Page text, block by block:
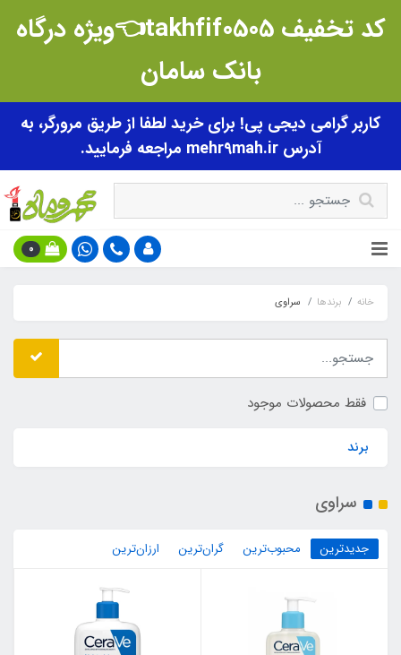
کد تخفیف takhfif0505👈ویژه درگاه
بانک سامان
کاربر گرامی دیجی پی! برای خرید لطفا از طریق مرورگر، به
آدرس mehr9mah.ir مراجعه فرمایید.
0
خانه برندها سراوی
فقط محصولات موجود
برند
سراوی
جدیدترین محبوب‌ترین گران‌ترین ارزان‌ترین